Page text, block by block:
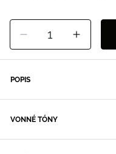
1
POPIS
VONNÉ TÓNY